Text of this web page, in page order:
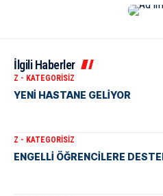
İlgili Haberler
Z - KATEGORISIZ
YENİ HASTANE GELİYOR
Z - KATEGORISIZ
ENGELLİ ÖĞRENCİLERE